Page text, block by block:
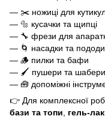
— ✂️ ножиці для
— 🔩 кусачки та щипці
— 🔧 фрези для
— 🌀 насадки та
— 🪵 пилки та бафи
— 🖌 пушери та шабери
— 🧰 допоміжні
👉 Для комплексної
бази та топи, гель-